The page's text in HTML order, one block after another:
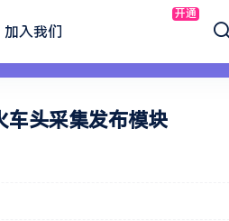
开通
加入我们
头采集发布模块